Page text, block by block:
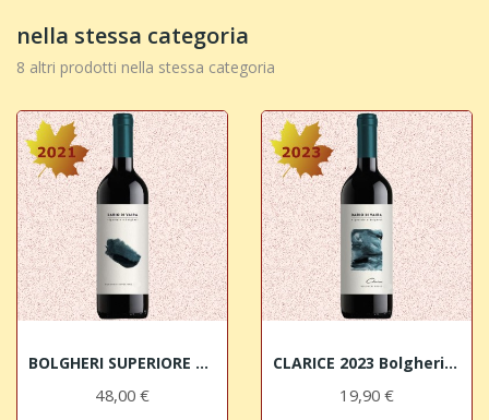
nella stessa categoria
8 altri prodotti nella stessa categoria
BOLGHERI SUPERIORE DOC 2021 Dario Di Vaira
48,00 €
CLARICE 2023 Bolgheri Rosso DOC Dario Di Vaira
19,90 €